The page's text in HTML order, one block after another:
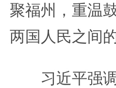
聚福州，重温
两国人民之间
习近平强调